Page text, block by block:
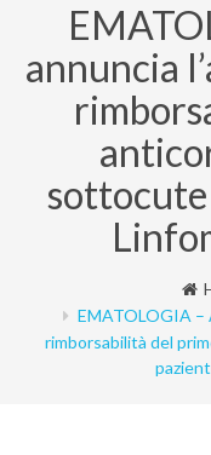
annuncia
EMATOLOGIA –
rimborsabilità del